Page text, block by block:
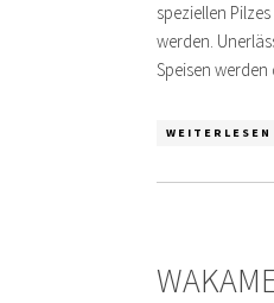
speziellen
werden.
Speisen
WEITERLESEN